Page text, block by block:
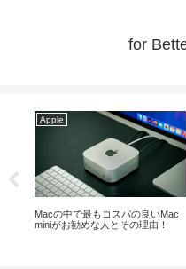
for
Apple
Macの中で最もコスパの良いMac
miniがお勧めな人とその理由！